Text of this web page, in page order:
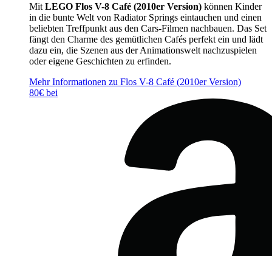
Mit LEGO Flos V-8 Café (2010er Version) können Kinder
in die bunte Welt von Radiator Springs eintauchen und einen
beliebten Treffpunkt aus den Cars-Filmen nachbauen. Das Set
fängt den Charme des gemütlichen Cafés perfekt ein und lädt
dazu ein, die Szenen aus der Animationswelt nachzuspielen
oder eigene Geschichten zu erfinden.
Mehr Informationen zu Flos V-8 Café (2010er Version)
80€ bei